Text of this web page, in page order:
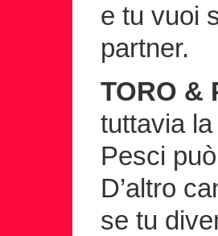
e tu vuoi
partner.
TORO &
tuttavia
Pesci
D’altro
se tu